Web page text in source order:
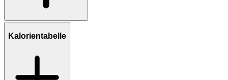
Kalorientabelle